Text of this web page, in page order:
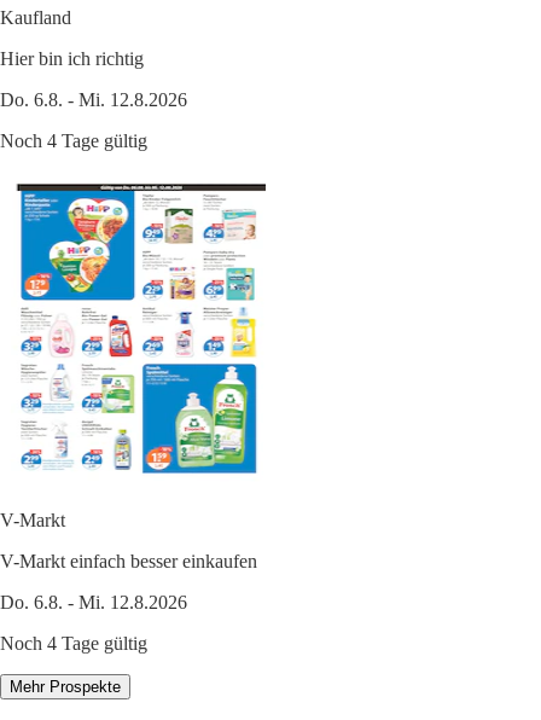
Kaufland
Hier bin ich richtig
Do. 6.8. - Mi. 12.8.2026
Noch 4 Tage gültig
V-Markt
V-Markt einfach besser einkaufen
Do. 6.8. - Mi. 12.8.2026
Noch 4 Tage gültig
Mehr Prospekte